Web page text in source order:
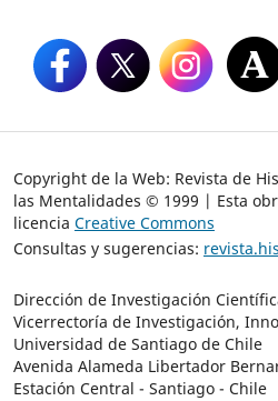
Copyright de la Web: Revista de
las Mentalidades © 1999 | Esta
licencia Creative Commons
Consultas y sugerencias:
Dirección de Investigación
Vicerrectoría de Investigación,
Universidad de Santiago de Chile
Avenida Alameda Libertador
Estación Central - Santiago - Chile